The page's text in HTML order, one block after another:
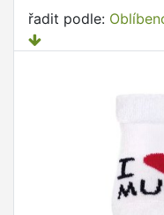
řadit podle: